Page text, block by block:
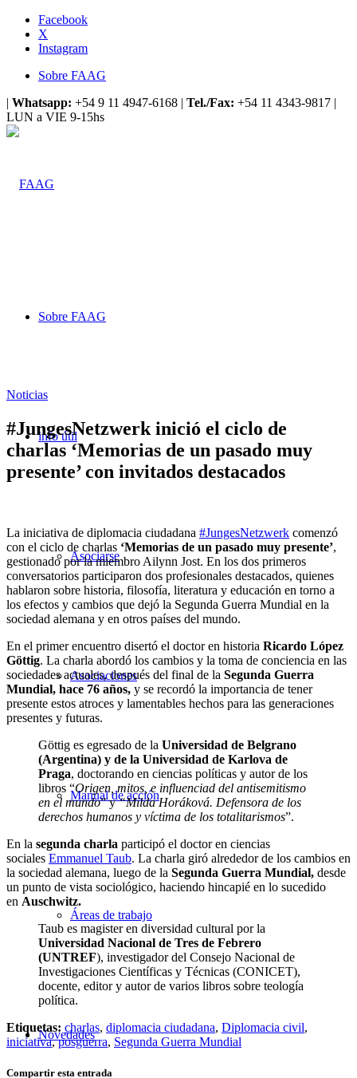
Facebook
X
Instagram
Sobre FAAG
| Whatsapp: +54 9 11 4947-6168 | Tel./Fax: +54 11 4343-9817 |
LUN a VIE 9-15hs
Sobre FAAG
info útil
Asociarse
Asociaciones
Manual de acción
Áreas de trabajo
Novedades
Noticias
#JungesNetzwerk inició el ciclo de
charlas ‘Memorias de un pasado muy
presente’ con invitados destacados
La iniciativa de diplomacia ciudadana #JungesNetzwerk comenzó
con el ciclo de charlas ‘Memorias de un pasado muy presente’,
gestionado por la miembro Ailynn Jost. En los dos primeros
conversatorios participaron dos profesionales destacados, quienes
hablaron sobre historia, filosofía, literatura y educación en torno a
los efectos y cambios que dejó la Segunda Guerra Mundial en la
sociedad alemana y en otros países del mundo.
En el primer encuentro disertó el doctor en historia Ricardo López
Göttig. La charla abordó los cambios y la toma de conciencia en las
sociedades actuales, después del final de la Segunda Guerra
Mundial, hace 76 años, y se recordó la importancia de tener
presente estos atroces y lamentables hechos para las generaciones
presentes y futuras.
Göttig es egresado de la Universidad de Belgrano
(Argentina) y de la Universidad de Karlova de
Praga, doctorando en ciencias políticas y autor de los
libros “Origen, mitos, e influenciad del antisemitismo
en el mundo” y“Milda Horáková. Defensora de los
derechos humanos y víctima de los totalitarismos”.
En la segunda charla participó el doctor en ciencias
sociales Emmanuel Taub. La charla giró alrededor de los cambios en
la sociedad alemana, luego de la Segunda Guerra Mundial, desde
un punto de vista sociológico, haciendo hincapié en lo sucedido
en Auschwitz.
Taub es magister en diversidad cultural por la
Universidad Nacional de Tres de Febrero
(UNTREF), investigador del Consejo Nacional de
Investigaciones Científicas y Técnicas (CONICET),
docente, editor y autor de varios libros sobre teología
política.
Etiquetas: charlas, diplomacia ciudadana, Diplomacia civil,
iniciativa,posguerra, Segunda Guerra Mundial
Compartir esta entrada